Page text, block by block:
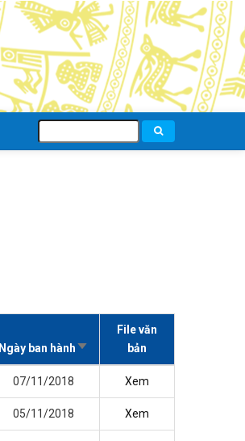
kiếm
Ngày ban hành Sort
ascending
File văn
bản
07/11/2018 Xem
05/11/2018 Xem